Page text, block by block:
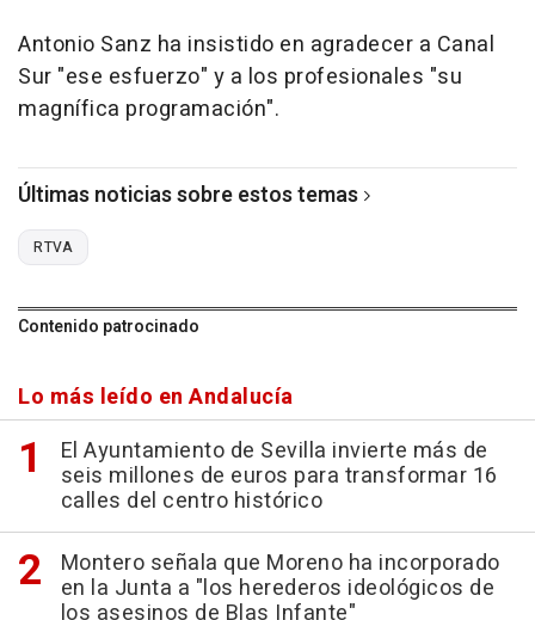
Antonio Sanz ha insistido en agradecer a Canal
Sur "ese esfuerzo" y a los profesionales "su
magnífica programación".
Últimas noticias sobre estos temas
RTVA
Contenido patrocinado
Lo más leído en Andalucía
El Ayuntamiento de Sevilla invierte más de
seis millones de euros para transformar 16
calles del centro histórico
Montero señala que Moreno ha incorporado
en la Junta a "los herederos ideológicos de
los asesinos de Blas Infante"